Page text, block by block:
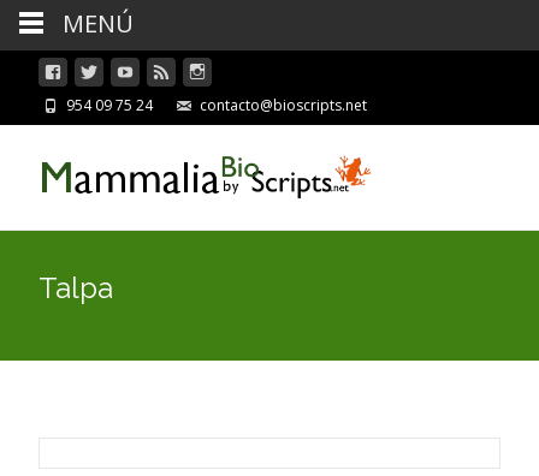
954 09 75 24 contacto@bioscripts.net
Talpa
MENÚ